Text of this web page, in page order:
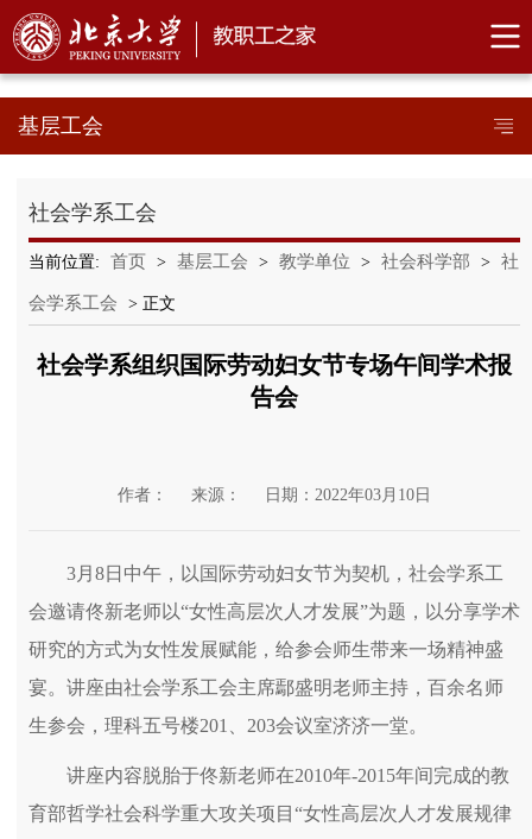
基层工会
社会学系工会
当前位置: 首页 > 基层工会 > 教学单位 > 社会科学部 > 社
会学系工会 > 正文
社会学系组织国际劳动妇女节专场午间学术报
告会
作者： 来源： 日期：2022年03月10日
3月8日中午，以国际劳动妇女节为契机，社会学系工
会邀请佟新老师以“女性高层次人才发展”为题，以分享学术
研究的方式为女性发展赋能，给参会师生带来一场精神盛
宴。讲座由社会学系工会主席鄢盛明老师主持，百余名师
生参会，理科五号楼201、203会议室济济一堂。
讲座内容脱胎于佟新老师在2010年-2015年间完成的教
育部哲学社会科学重大攻关项目“女性高层次人才发展规律